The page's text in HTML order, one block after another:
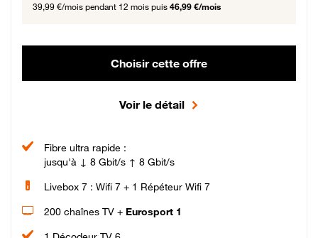
39,99 €/mois pendant 12 mois puis 46,99 €/mois
Choisir cette offre
Voir le détail
Fibre ultra rapide :
jusqu'à ↓ 8 Gbit/s ↑ 8 Gbit/s
Livebox 7 : Wifi 7 + 1 Répéteur Wifi 7
200 chaînes TV + Eurosport 1